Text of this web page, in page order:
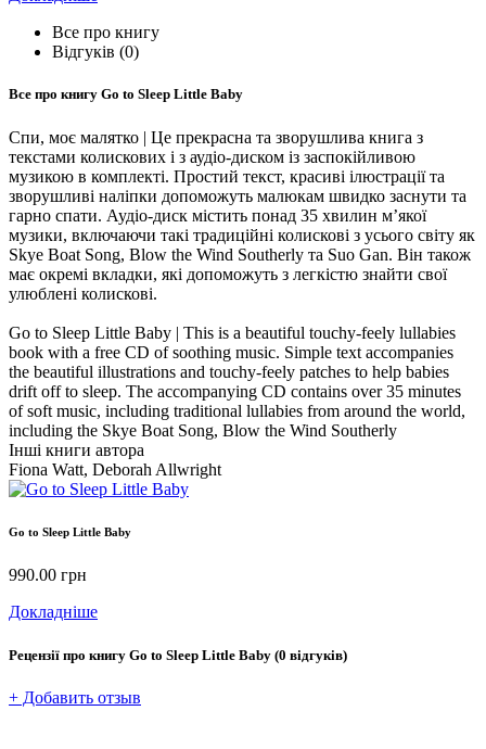
Все про книгу
Відгуків (0)
Все про книгу Go to Sleep Little Baby
Спи, моє малятко | Це прекрасна та зворушлива книга з
текстами колискових і з аудіо-диском із заспокійливою
музикою в комплекті. Простий текст, красиві ілюстрації та
зворушливі наліпки допоможуть малюкам швидко заснути та
гарно спати. Аудіо-диск містить понад 35 хвилин м’якої
музики, включаючи такі традиційні колискові з усього світу як
Skye Boat Song, Blow the Wind Southerly та Suo Gan. Він також
має окремі вкладки, які допоможуть з легкістю знайти свої
улюблені колискові.
Go to Sleep Little Baby | This is a beautiful touchy-feely lullabies
book with a free CD of soothing music. Simple text accompanies
the beautiful illustrations and touchy-feely patches to help babies
drift off to sleep. The accompanying CD contains over 35 minutes
of soft music, including traditional lullabies from around the world,
including the Skye Boat Song, Blow the Wind Southerly
Інші книги автора
Fiona Watt, Deborah Allwright
Go to Sleep Little Baby
990.00 грн
Докладніше
Рецензії про книгу Go to Sleep Little Baby (0 відгуків)
+ Добавить отзыв